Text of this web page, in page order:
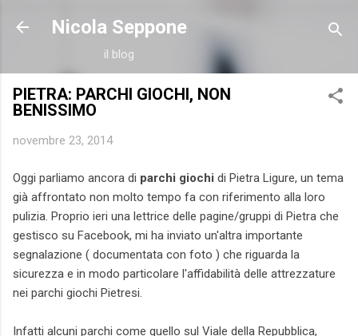
Passa ai contenuti principali
Nicola Seppone
il blog
PIETRA: PARCHI GIOCHI, NON
BENISSIMO
novembre 23, 2014
Oggi parliamo ancora di parchi giochi di Pietra Ligure, un tema
già affrontato non molto tempo fa con riferimento alla loro
pulizia. Proprio ieri una lettrice delle pagine/gruppi di Pietra che
gestisco su Facebook, mi ha inviato un'altra importante
segnalazione ( documentata con foto ) che riguarda la
sicurezza e in modo particolare l'affidabilità delle attrezzature
nei parchi giochi Pietresi.
Infatti alcuni parchi come quello sul Viale della Repubblica,